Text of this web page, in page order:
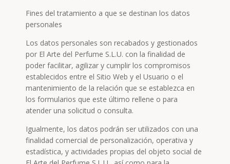
Fines del tratamiento a que se destinan los datos
personales
Los datos personales son recabados y gestionados
por El Arte del Perfume S.L.U. con la finalidad de
poder facilitar, agilizar y cumplir los compromisos
establecidos entre el Sitio Web y el Usuario o el
mantenimiento de la relación que se establezca en
los formularios que este último rellene o para
atender una solicitud o consulta.
Igualmente, los datos podrán ser utilizados con una
finalidad comercial de personalización, operativa y
estadística, y actividades propias del objeto social de